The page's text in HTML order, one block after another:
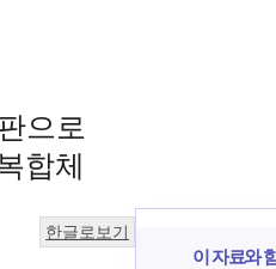
으로
합체
한글로보기
이 자료와